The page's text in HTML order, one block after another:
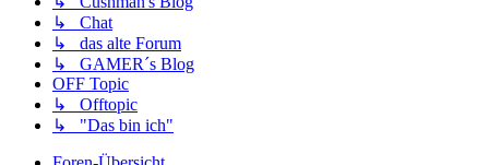
↳ Chat
↳ das alte Forum
↳ GAMER´s Blog
OFF Topic
↳ Offtopic
↳ "Das bin ich"